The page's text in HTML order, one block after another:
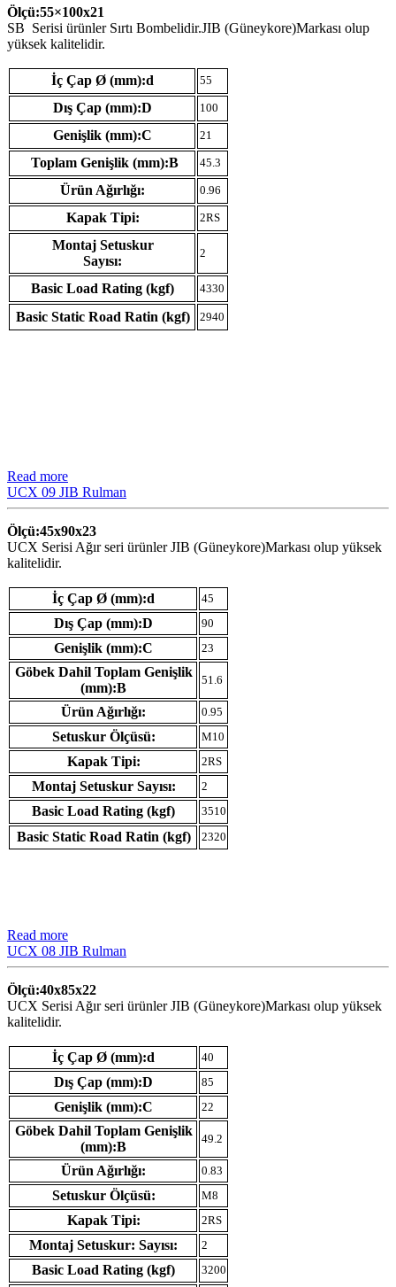
Ölçü:55×100x21
SB Serisi ürünler Sırtı Bombelidir.JIB (Güneykore)Markası olup
yüksek kalitelidir.
İç Çap Ø (mm):d 55
Dış Çap (mm):D 100
Genişlik (mm):C 21
Toplam Genişlik (mm):B 45.3
Ürün Ağırlığı: 0.96
Kapak Tipi: 2RS
Montaj Setuskur
Sayısı:
2
Basic Load Rating (kgf) 4330
Basic Static Road Ratin (kgf) 2940
Read more
UCX 09 JIB Rulman
Ölçü:45x90x23
UCX Serisi Ağır seri ürünler JIB (Güneykore)Markası olup yüksek
kalitelidir.
İç Çap Ø (mm):d 45
Dış Çap (mm):D 90
Genişlik (mm):C 23
Göbek Dahil Toplam Genişlik
(mm):B
51.6
Ürün Ağırlığı: 0.95
Setuskur Ölçüsü: M10
Kapak Tipi: 2RS
Montaj Setuskur Sayısı: 2
Basic Load Rating (kgf) 3510
Basic Static Road Ratin (kgf) 2320
Read more
UCX 08 JIB Rulman
Ölçü:40x85x22
UCX Serisi Ağır seri ürünler JIB (Güneykore)Markası olup yüksek
kalitelidir.
İç Çap Ø (mm):d 40
Dış Çap (mm):D 85
Genişlik (mm):C 22
Göbek Dahil Toplam Genişlik
(mm):B
49.2
Ürün Ağırlığı: 0.83
Setuskur Ölçüsü: M8
Kapak Tipi: 2RS
Montaj Setuskur: Sayısı: 2
Basic Load Rating (kgf) 3200